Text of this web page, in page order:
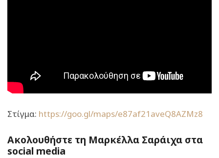
Στίγμα: https://goo.gl/maps/e87af21aveQ8AZMz8
Ακολουθήστε τη Μαρκέλλα Σαράιχα στα
social media